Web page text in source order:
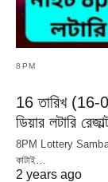
8PM
16 তারিখ (16-
ডিয়ার লটারি
8PM Lottery Sambad
কাটাই…
2 years ago